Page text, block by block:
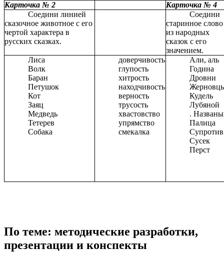
Карточка № 2
Карточка № 4
Соедини линией
сказочное животное с его
чертой характера в
русских сказках.
Соедини
старинное слово
из народных
сказок с его
значением.
Лиса
Волк
Баран
Петушок
Кот
Заяц
Медведь
Тетерев
Собака
доверчивость
глупость
хитрость
находчивость
верность
трусость
хвастовство
упрямство
смекалка
Али, аль
Година
Дровни
Кудель
Лубяной
.
Палица
Супротив
Сусек
Перст
По теме: методические разработки,
презентации и конспекты